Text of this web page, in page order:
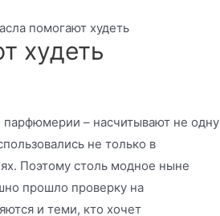
помогают худеть
худеть
– насчитывают не одну
не только в
Поэтому столь модное ныне
прошло проверку на
и теми, кто хочет